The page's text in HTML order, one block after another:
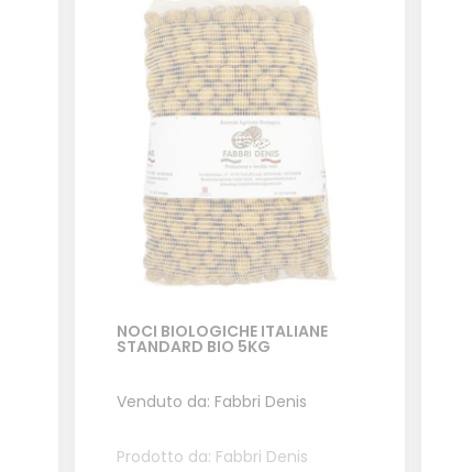
NOCI BIOLOGICHE ITALIANE
STANDARD BIO 5KG
Venduto da: Fabbri Denis
Prodotto da: Fabbri Denis